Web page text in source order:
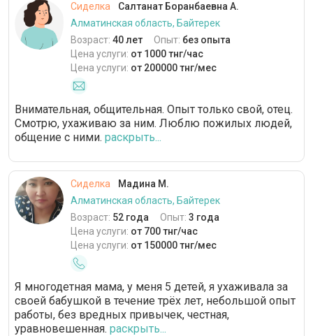
Сиделка
Салтанат Боранбаевна А.
Алматинская область, Байтерек
Возраст: 40 лет Опыт: без опыта
Цена услуги: от 1000 тнг/час
Цена услуги: от 200000 тнг/мес
Внимательная, общительная. Опыт только свой, отец.
Смотрю, ухаживаю за ним. Люблю пожилых людей,
общение с ними. раскрыть...
Сиделка
Мадина М.
Алматинская область, Байтерек
Возраст: 52 года Опыт: 3 года
Цена услуги: от 700 тнг/час
Цена услуги: от 150000 тнг/мес
Я многодетная мама, у меня 5 детей, я ухаживала за
своей бабушкой в течение трёх лет, небольшой опыт
работы, без вредных привычек, честная,
уравновешенная. раскрыть...